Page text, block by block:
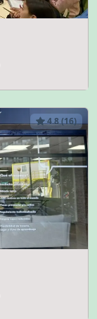
4.8 (16)